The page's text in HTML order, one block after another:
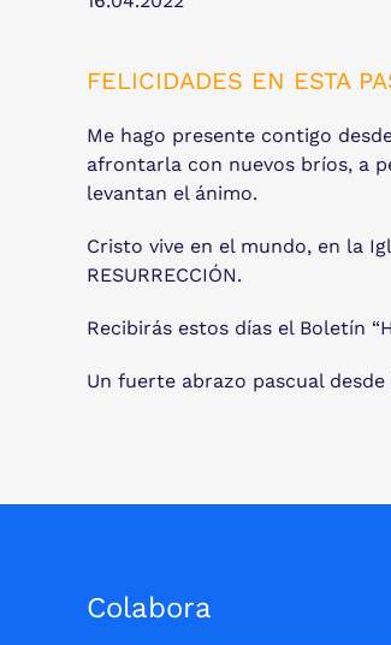
FELICIDADES EN ESTA
Me hago presente contigo
afrontarla con nuevos bríos, a
levantan el ánimo.
Cristo vive en el mundo, en la
RESURRECCIÓN.
Recibirás estos días el Boletín
Un fuerte abrazo pascual desde
Colabora